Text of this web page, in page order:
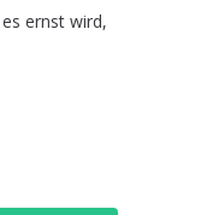
es ernst wird,